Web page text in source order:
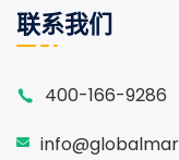
联系我们
400-166-9286